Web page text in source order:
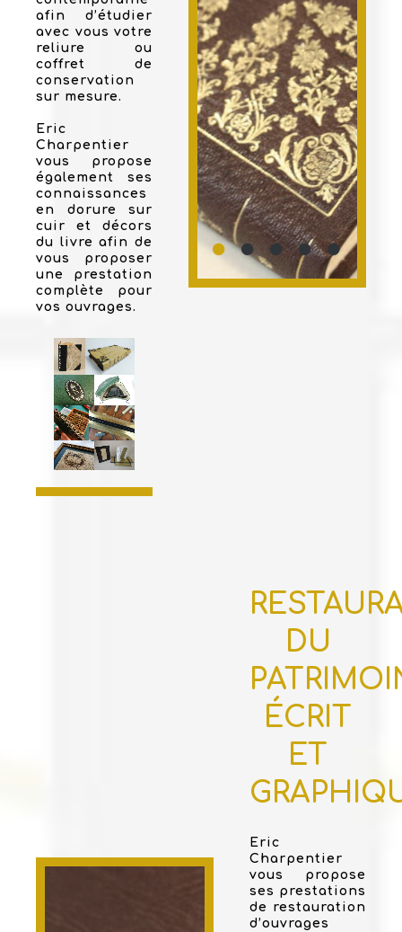
afin d’étudier
avec vous votre
reliure ou
coffret de
conservation
sur mesure.
Eric
Charpentier
vous propose
également ses
connaissances
en dorure sur
cuir et décors
du livre afin de
vous proposer
une prestation
complète pour
vos ouvrages.
DU
ÉCRIT
ET
Eric
Charpentier
vous propose
ses prestations
de restauration
d’ouvrages